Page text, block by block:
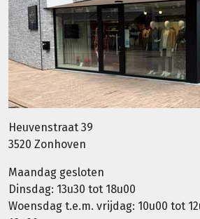
Heuvenstraat 39
3520 Zonhoven
Maandag gesloten
Dinsdag: 13u30 tot 18u00
Woensdag t.e.m. vrijdag: 10u00 tot